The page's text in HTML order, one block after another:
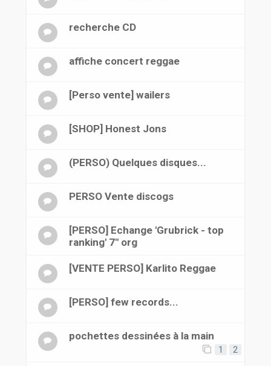
recherche CD
affiche concert reggae
[Perso vente] wailers
[SHOP] Honest Jons
(PERSO) Quelques disques...
PERSO Vente discogs
[PERSO] Echange 'Grubrick - top
ranking' 7" org
[VENTE PERSO] Karlito Reggae
[PERSO] few records...
pochettes dessinées à la main
1 2